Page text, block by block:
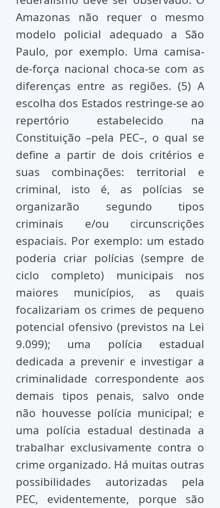
Amazonas não requer o mesmo
modelo policial adequado a São
Paulo, por exemplo. Uma camisa-
de-força nacional choca-se com as
diferenças entre as regiões. (5) A
escolha dos Estados restringe-se ao
repertório estabelecido na
Constituição –pela PEC–, o qual se
define a partir de dois critérios e
suas combinações: territorial e
criminal, isto é, as polícias se
organizarão segundo tipos
criminais e/ou circunscrições
espaciais. Por exemplo: um estado
poderia criar polícias (sempre de
ciclo completo) municipais nos
maiores municípios, as quais
focalizariam os crimes de pequeno
potencial ofensivo (previstos na Lei
9.099); uma polícia estadual
dedicada a prevenir e investigar a
criminalidade correspondente aos
demais tipos penais, salvo onde
não houvesse polícia municipal; e
uma polícia estadual destinada a
trabalhar exclusivamente contra o
crime organizado. Há muitas outras
possibilidades autorizadas pela
PEC, evidentemente, porque são